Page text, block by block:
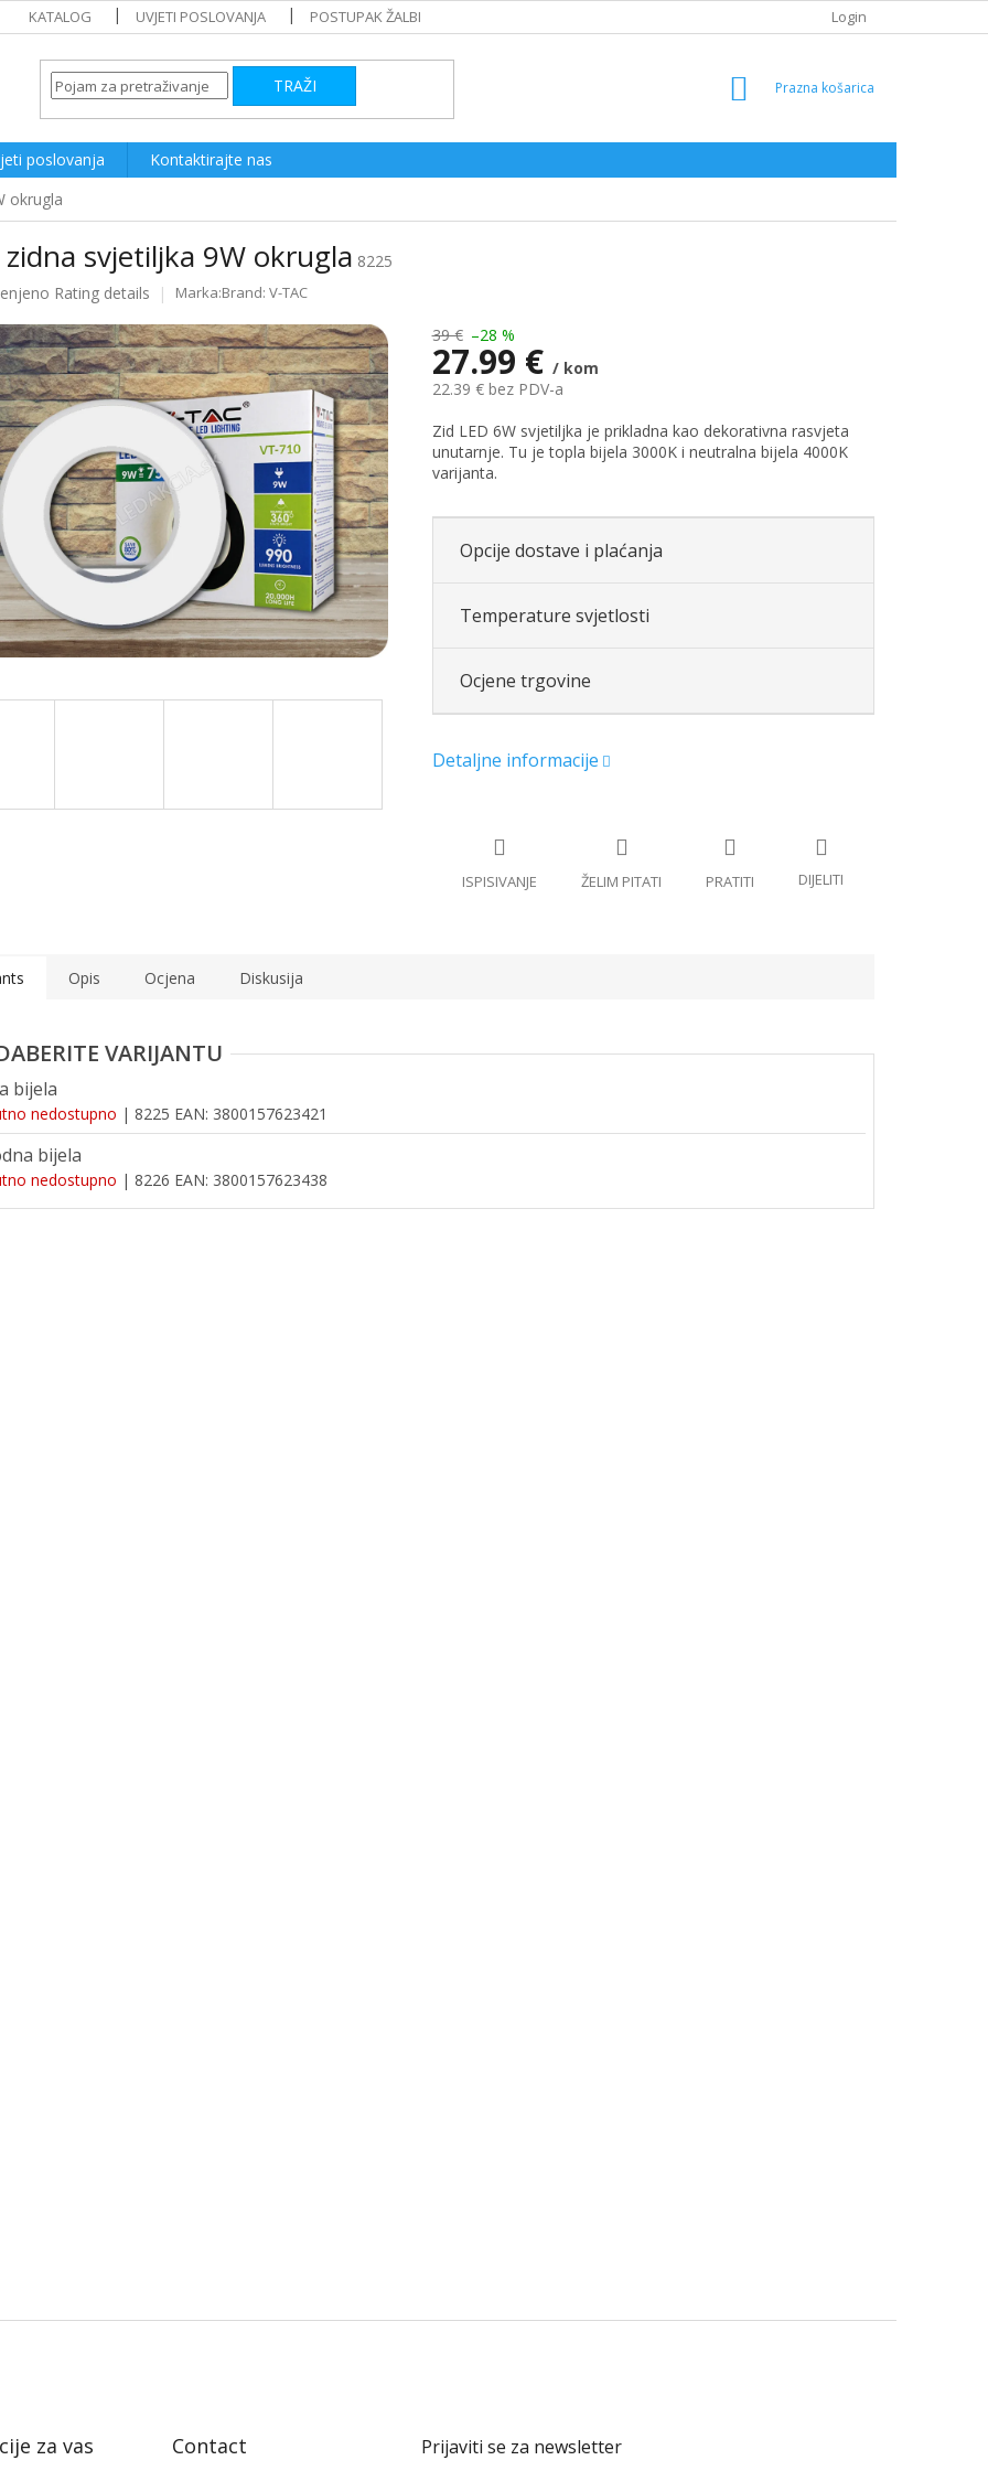
KATALOG UVJETI POSLOVANJA POSTUPAK ŽALBI Login
TRAŽI
SHOPPING
poslovanja
Kontaktirajte nas
okrugla
zidna svjetiljka 9W okrugla 8225
Rating details Brand: V-TAC
39 € –28 %
27.99 € / kom
22.39 € bez PDV-a
Measure
price:
Zid LED 6W svjetiljka je prikladna kao dekorativna rasvjeta
unutarnje. Tu je topla bijela 3000K i neutralna bijela 4000K
varijanta.
Opcije dostave i plaćanja
Temperature svjetlosti
Ocjene trgovine
Opis Ocjena Diskusija
bijela
nedostupno | 8225 EAN: 3800157623421
bijela
nedostupno | 8226 EAN: 3800157623438
za vas Contact